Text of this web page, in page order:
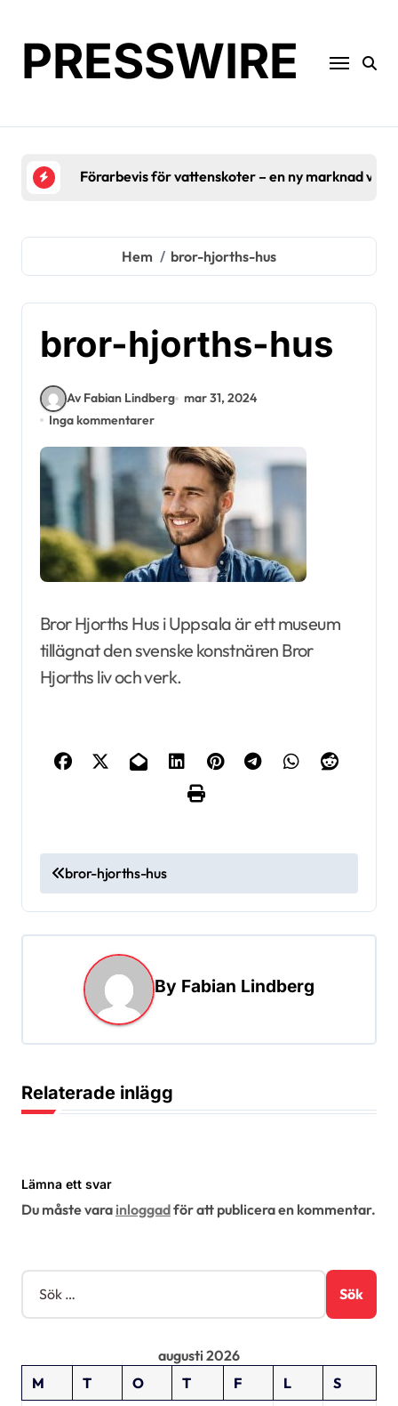
innehållPRESSWIRE
Förarbevis för vattenskoter – en ny marknad
Hem bror-hjorths-hus
bror-hjorths-hus
Av Fabian Lindberg mar 31, 2024
Inga kommentarer
Bror Hjorths Hus i Uppsala är ett museum
tillägnat den svenske konstnären Bror
Hjorths liv och verk.
n
s
a
g
e
i
n
bror-hjorths-hus
By Fabian Lindberg
Relaterade inlägg
Lämna ett svar
Du måste vara inloggadför att publicera en kommentar.
S
k
e
augusti 2026
M
T O T F L
S